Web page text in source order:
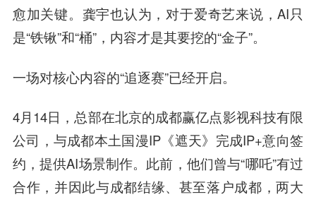
愈加关键。龚宇也认为，对于爱奇艺来说，AI只
是“铁锹”和“桶”，内容才是其要挖的“金子”。
一场对核心内容的“追逐赛”已经开启。
4月14日，总部在北京的成都赢亿点影视科技有限
公司，与成都本土国漫IP《遮天》完成IP+意向签
约，提供AI场景制作。此前，他们曾与“哪吒”有过
合作，并因此与成都结缘、甚至落户成都，两大